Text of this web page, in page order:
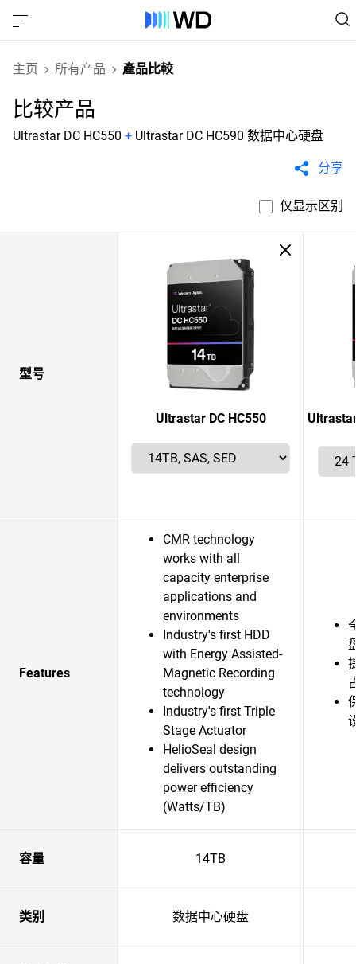
主页 所有产品 產品比較
比较产品
Ultrastar DC HC550 + Ultrastar DC HC590 数据中心硬盘
分享
仅显示区别
型号
Ultrastar DC HC550
Features
CMR technology
works with all
capacity enterprise
applications and
environments
Industry's first HDD
with Energy Assisted-
Magnetic Recording
technology
Industry's first Triple
Stage Actuator
HelioSeal design
delivers outstanding
power efficiency
(Watts/TB)
容量 14TB
类别 数据中心硬盘